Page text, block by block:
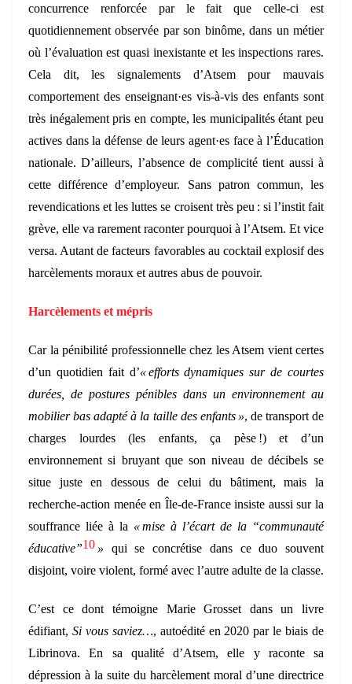
concurrence renforcée par le fait que celle-ci est
quotidiennement observée par son binôme, dans un métier
où l’évaluation est quasi inexistante et les inspections rares.
Cela dit, les signalements d’Atsem pour mauvais
comportement des enseignant·es vis-à-vis des enfants sont
très inégalement pris en compte, les municipalités étant peu
actives dans la défense de leurs agent·es face à l’Éducation
nationale. D’ailleurs, l’absence de complicité tient aussi à
cette différence d’employeur. Sans patron commun, les
revendications et les luttes se croisent très peu : si l’instit fait
grève, elle va rarement raconter pourquoi à l’Atsem. Et vice
versa. Autant de facteurs favorables au cocktail explosif des
harcèlements moraux et autres abus de pouvoir.
Harcèlements et mépris
Car la pénibilité professionnelle chez les Atsem vient certes
d’un quotidien fait d’« efforts dynamiques sur de courtes
durées, de postures pénibles dans un environnement au
mobilier bas adapté à la taille des enfants », de transport de
charges lourdes (les enfants, ça pèse !) et d’un
environnement si bruyant que son niveau de décibels se
situe juste en dessous de celui du bâtiment, mais la
recherche-action menée en Île-de-France insiste aussi sur la
souffrance liée à la « mise à l’écart de la “communauté
éducative”10 » qui se concrétise dans ce duo souvent
disjoint, voire violent, formé avec l’autre adulte de la classe.
C’est ce dont témoigne Marie Grosset dans un livre
édifiant, Si vous saviez…, autoédité en 2020 par le biais de
Librinova. En sa qualité d’Atsem, elle y raconte sa
dépression à la suite du harcèlement moral d’une directrice